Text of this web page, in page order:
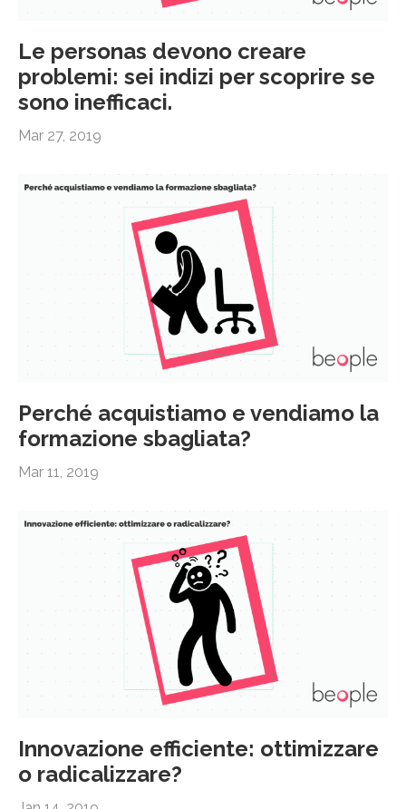
Le personas devono creare
problemi: sei indizi per scoprire se
sono inefficaci.
Mar 27, 2019
Perché acquistiamo e vendiamo la
formazione sbagliata?
Mar 11, 2019
Innovazione efficiente: ottimizzare
o radicalizzare?